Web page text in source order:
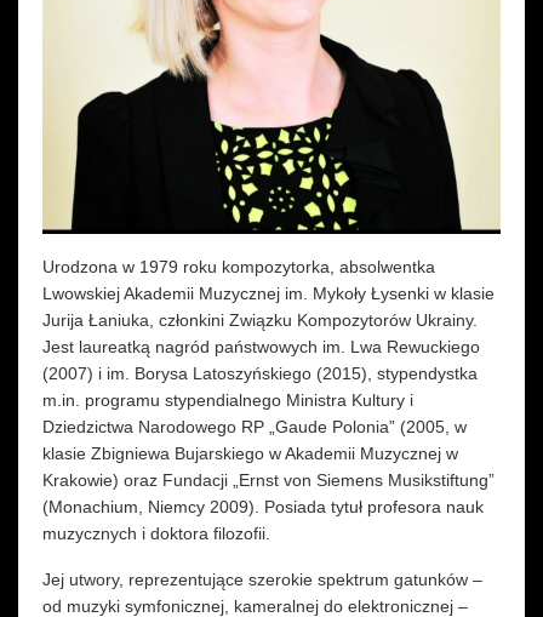
Wynajem kostiumów
Wynajem rekwizytów
Fundusze unijne
Dotacje celowe
Urodzona w 1979 roku kompozytorka, absolwentka
Lwowskiej Akademii Muzycznej im. Mykoły Łysenki w klasie
Jurija Łaniuka, członkini Związku Kompozytorów Ukrainy.
Jest laureatką nagród państwowych im. Lwa Rewuckiego
(2007) i im. Borysa Latoszyńskiego (2015), stypendystka
m.in. programu stypendialnego Ministra Kultury i
Dziedzictwa Narodowego RP „Gaude Polonia” (2005, w
klasie Zbigniewa Bujarskiego w Akademii Muzycznej w
Krakowie) oraz Fundacji „Ernst von Siemens Musikstiftung”
(Monachium, Niemcy 2009). Posiada tytuł profesora nauk
muzycznych i doktora filozofii.
Jej utwory, reprezentujące szerokie spektrum gatunków –
od muzyki symfonicznej, kameralnej do elektronicznej –